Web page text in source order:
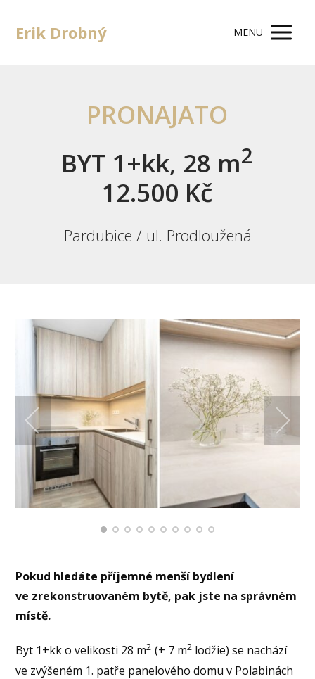
Erik Drobný MENU
PRONAJATO
BYT 1+kk, 28 m2
12.500 Kč
Pardubice / ul. Prodloužená
Pokud hledáte příjemné menší bydlení
ve zrekonstruovaném bytě, pak jste na správném
místě.
Byt 1+kk o velikosti 28 m2 (+ 7 m2 lodžie) se nachází
ve zvýšeném 1. patře panelového domu v Polabinách